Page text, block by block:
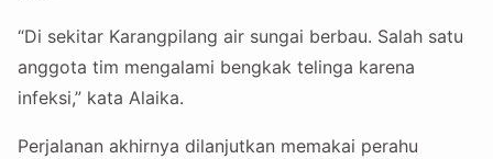
“Di sekitar Karangpilang air sungai berbau. Salah satu
anggota tim mengalami bengkak telinga karena
infeksi,” kata Alaika.
Perjalanan akhirnya dilanjutkan memakai perahu